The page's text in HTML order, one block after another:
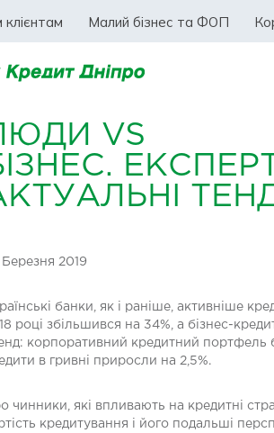
Малий бізнес та ФОП
VS
Березня 2019
банки, як і раніше, активніше
році збільшився на 34%, а бізнес-
корпоративний кредитний портфель
в гривні приросли на 2,5%.
чинники, які впливають на кредитні
кредитування і його подальші